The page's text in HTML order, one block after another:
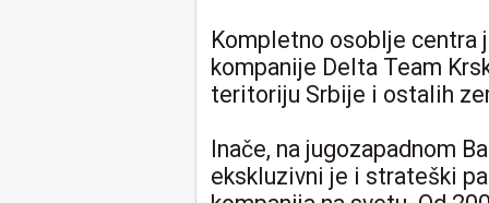
Kompletno osoblje centra
kompanije Delta Team
teritoriju Srbije i ostalih
Inače, na jugozapadnom
ekskluzivni je i strateški